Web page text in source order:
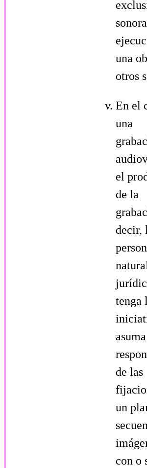
una
otros
En el
una
el
de la
decir,
tenga
de las
un
con o